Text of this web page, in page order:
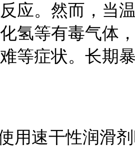
应。然而，当
氢等有毒气体
等症状。长期
速干性润滑剂